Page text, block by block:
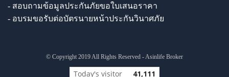
- สอบถามข้อมูลประกันภัยขอใบเสนอราคา
- อบรมขอรับต่อบัตรนายหน้าประกันวินาศภัย
© Copyright 2019 All Rights Reserved - Asinlife Broker
Today's visitor 41,111